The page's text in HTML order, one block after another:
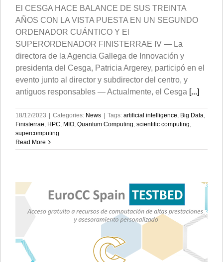
El CESGA HACE BALANCE DE SUS TREINTA
AÑOS CON LA VISTA PUESTA EN UN SEGUNDO
ORDENADOR CUÁNTICO Y El
SUPERORDENADOR FINISTERRAE IV — La
directora de la Agencia Gallega de Innovación y
presidenta del Cesga, Patricia Argerey, participó en el
evento junto al director y subdirector del centro, y
antiguos responsables — Actualmente, el Cesga [...]
18/12/2023 | Categories: News | Tags: artificial intelligence Big Data
Finisterrae HPC MIO Quantum Computing scientific computing
supercomputing
Read More